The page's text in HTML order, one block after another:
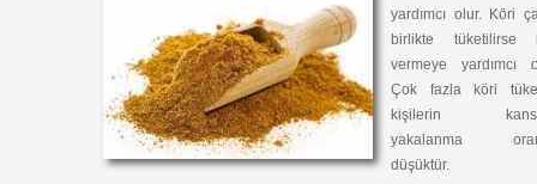
yardımcı olur. Köri
birlikte tüketilirse
vermeye yardımcı
Çok fazla köri
kişilerin
yakalanma
düşüktür.